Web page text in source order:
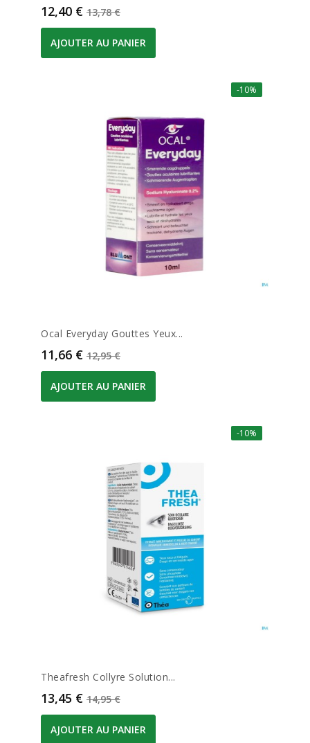
Prix
12,40 € Prix de base
13,78 €
AJOUTER AU PANIER
-10%
Ocal Everyday Gouttes Yeux...
Prix
11,66 € Prix de base
12,95 €
AJOUTER AU PANIER
-10%
Theafresh Collyre Solution...
Prix
13,45 € Prix de base
14,95 €
AJOUTER AU PANIER